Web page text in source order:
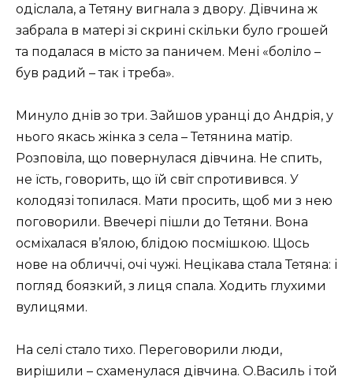
одіслала, а Тетяну вигнала з двору. Дівчина ж
забрала в матері зі скрині скільки було грошей
та подалася в місто за паничем. Мені «боліло –
був радий – так і треба».
Минуло днів зо три. Зайшов уранці до Андрія, у
нього якась жінка з села – Тетянина матір.
Розповіла, що повернулася дівчина. Не спить,
не їсть, говорить, що їй світ спротивився. У
колодязі топилася. Мати просить, щоб ми з нею
поговорили. Ввечері пішли до Тетяни. Вона
осміхалася в’ялою, блідою посмішкою. Щось
нове на обличчі, очі чужі. Нецікава стала Тетяна: і
погляд боязкий, з лиця спала. Ходить глухими
вулицями.
На селі стало тихо. Переговорили люди,
вирішили – схаменулася дівчина. О.Василь і той